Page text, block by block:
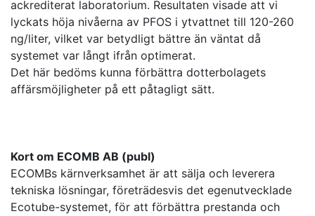
ackrediterat laboratorium. Resultaten visade att vi
lyckats höja nivåerna av PFOS i ytvattnet till 120-260
ng/liter, vilket var betydligt bättre än väntat då
systemet var långt ifrån optimerat.
Det här bedöms kunna förbättra dotterbolagets
affärsmöjligheter på ett påtagligt sätt.
Kort om ECOMB AB (publ)
ECOMBs kärnverksamhet är att sälja och leverera
tekniska lösningar, företrädesvis det egenutvecklade
Ecotube-systemet, för att förbättra prestanda och